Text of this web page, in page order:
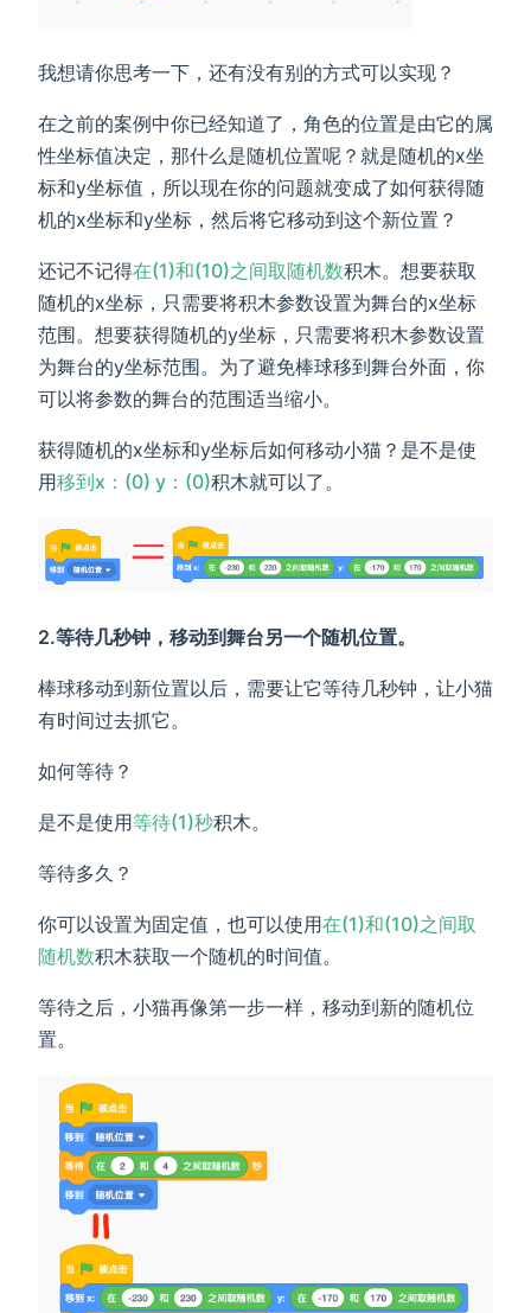
我想请你思考一下，还有没有别的方式可以实现？
在之前的案例中你已经知道了，角色的位置是由它的属
性坐标值决定，那什么是随机位置呢？就是随机的x坐
标和y坐标值，所以现在你的问题就变成了如何获得随
机的x坐标和y坐标，然后将它移动到这个新位置？
还记不记得在(1)和(10)之间取随机数积木。想要获取
随机的x坐标，只需要将积木参数设置为舞台的x坐标
范围。想要获得随机的y坐标，只需要将积木参数设置
为舞台的y坐标范围。为了避免棒球移到舞台外面，你
可以将参数的舞台的范围适当缩小。
获得随机的x坐标和y坐标后如何移动小猫？是不是使
用移到x：(0) y：(0)积木就可以了。
2.等待几秒钟，移动到舞台另一个随机位置。
棒球移动到新位置以后，需要让它等待几秒钟，让小猫
有时间过去抓它。
如何等待？
是不是使用等待(1)秒积木。
等待多久？
你可以设置为固定值，也可以使用在(1)和(10)之间取
随机数积木获取一个随机的时间值。
等待之后，小猫再像第一步一样，移动到新的随机位
置。